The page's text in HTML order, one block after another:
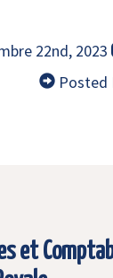
22nd, 2023
Posted
et